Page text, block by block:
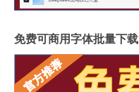
免费可商用字体批量下载